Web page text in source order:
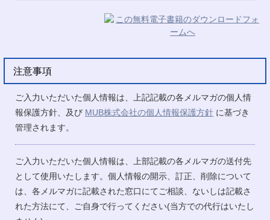
注意事項
ご入力いただいた個人情報は、上記記載の各メルマガの個人情
報保護方針、及び MUB株式会社の個人情報保護方針 に基づき
管理されます。
ご入力いただいた個人情報は、上部記載の各メルマガの送付先
として使用いたします。個人情報の開示、訂正、削除について
は、各メルマガに記載された窓口にてご相談、ないしは記載さ
れた方法にて、ご自身で行ってください(当方での代行はいたし